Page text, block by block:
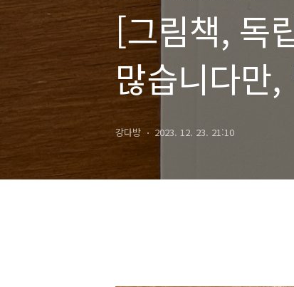
[그림책, 독
많습니다만,
강다방 2023. 12. 23. 21:10